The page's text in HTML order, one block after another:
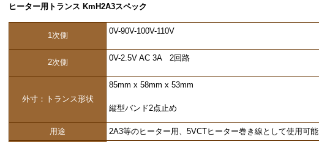
ヒーター用トランス KmH2A3スペック
1次側 0V-90V-100V-110V
2次側 0V-2.5V AC 3A 2回路
外寸：トランス形状
85mm x 58mm x 53mm
縦型バンド2点止め
用途
2A3等のヒーター用、5VCTヒーター巻き線として使用可能